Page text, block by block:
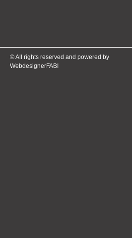
© All rights reserved and powered by
WebdesignerFABI